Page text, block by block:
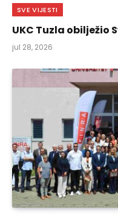
SVE VIJESTI
UKC Tuzla obilježio
jul 28, 2026